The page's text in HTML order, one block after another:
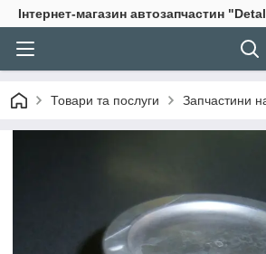
Інтернет-магазин автозапчастин
Товари та послуги Запчастини